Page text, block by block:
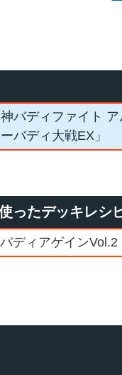
神バディファイト
ーバディ大戦EX」
ったデッキレシ
ディアゲイン